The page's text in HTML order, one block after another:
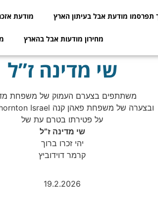
תפרסמו מודעת אבל בעיתון הארץ מודעת
מחירון מודעות אבל בהארץ
שי מדינה ז”ל
משתתפים בצערם העמוק של משפחת
ובצערה של משפחת פאהן קנה Grant Thornton Israel
על פטירתו בטרם עת של
שי מדינה ז”ל
יהי זכרו ברוך
קרמר דוידוביץ
19.2.2026